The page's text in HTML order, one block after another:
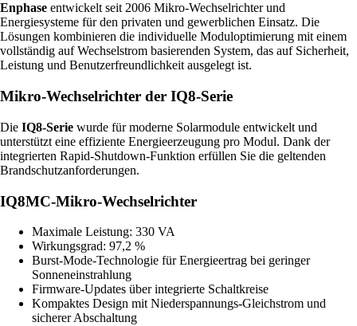
Enphase entwickelt seit 2006 Mikro-Wechselrichter und
Energiesysteme für den privaten und gewerblichen Einsatz. Die
Lösungen kombinieren die individuelle Moduloptimierung mit einem
vollständig auf Wechselstrom basierenden System, das auf Sicherheit,
Leistung und Benutzerfreundlichkeit ausgelegt ist.
Mikro-Wechselrichter der IQ8-Serie
Die IQ8-Serie wurde für moderne Solarmodule entwickelt und
unterstützt eine effiziente Energieerzeugung pro Modul. Dank der
integrierten Rapid-Shutdown-Funktion erfüllen Sie die geltenden
Brandschutzanforderungen.
IQ8MC-Mikro-Wechselrichter
Maximale Leistung: 330 VA
Wirkungsgrad: 97,2 %
Burst-Mode-Technologie für Energieertrag bei geringer
Sonneneinstrahlung
Firmware-Updates über integrierte Schaltkreise
Kompaktes Design mit Niederspannungs-Gleichstrom und
sicherer Abschaltung